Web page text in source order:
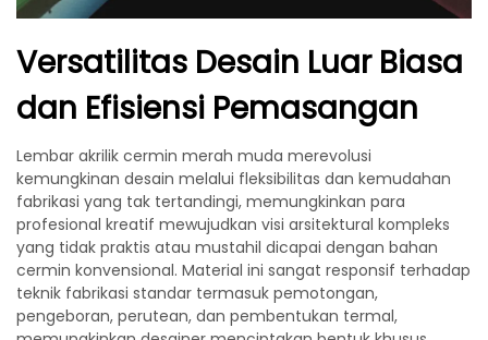
Versatilitas Desain Luar Biasa
dan Efisiensi Pemasangan
Lembar akrilik cermin merah muda merevolusi
kemungkinan desain melalui fleksibilitas dan kemudahan
fabrikasi yang tak tertandingi, memungkinkan para
profesional kreatif mewujudkan visi arsitektural kompleks
yang tidak praktis atau mustahil dicapai dengan bahan
cermin konvensional. Material ini sangat responsif terhadap
teknik fabrikasi standar termasuk pemotongan,
pengeboran, perutean, dan pembentukan termal,